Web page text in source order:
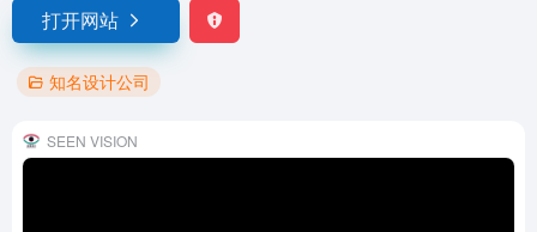
打开网站
知名设计公司
SEEN VISION